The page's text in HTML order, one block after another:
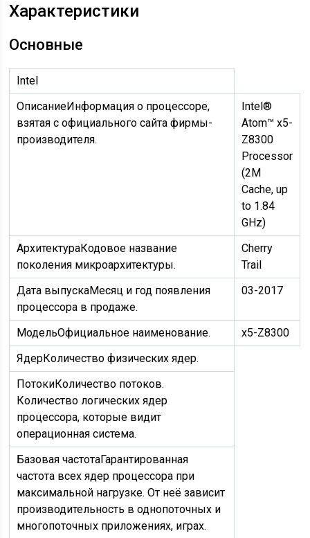
Характеристики
Основные
Intel
ОписаниеИнформация о процессоре,
взятая с официального сайта фирмы-
производителя.
Intel®
Atom™ x5-
Z8300
Processor
(2M
Cache, up
to 1.84
GHz)
АрхитектураКодовое название
поколения микроархитектуры.
Cherry
Trail
Дата выпускаМесяц и год появления
процессора в продаже.
03-2017
МодельОфициальное наименование.
x5-Z8300
ЯдерКоличество физических ядер.
ПотокиКоличество потоков.
Количество логических ядер
процессора, которые видит
операционная система.
Базовая частотаГарантированная
частота всех ядер процессора при
максимальной нагрузке. От неё зависит
производительность в однопоточных и
многопоточных приложениях, играх.